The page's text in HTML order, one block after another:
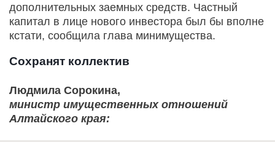
дополнительных заемных средств. Частный
капитал в лице нового инвестора был бы вполне
кстати, сообщила глава минимущества.
Сохранят коллектив
Людмила Сорокина,
министр имущественных отношений
Алтайского края: